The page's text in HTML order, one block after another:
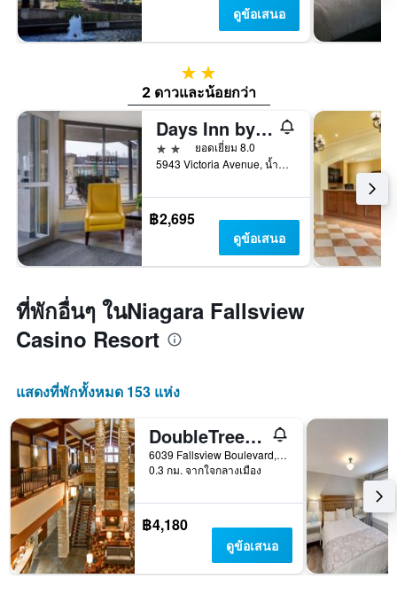
ดูข้อเสนอ
2 ดาว
2 ดาวและน้อยกว่า
Days Inn by Wyndham Niagara Falls Near The Falls
2 ดาว
ยอดเยี่ยม 8.0
5943 Victoria Avenue, น้ำตกไนแองการ่า, ON, แคนาดา
฿2,695
ดูข้อเสนอ
ที่พักอื่นๆ ในNiagara Fallsview
Casino Resort
แสดงที่พักทั้งหมด 153 แห่ง
DoubleTree Fallsview Resort & Spa by Hilton - Niagara Falls
6039 Fallsview Boulevard, น้ำตกไนแองการ่า, ON, แคนาดา
0.3 กม. จากใจกลางเมือง
฿4,180
ดูข้อเสนอ